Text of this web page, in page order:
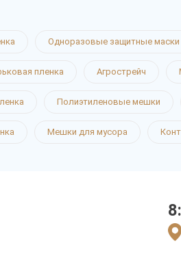
Одноразовые защитные маски
пленка Агрострейч
Полиэтиленовые мешки
Мешки для мусора